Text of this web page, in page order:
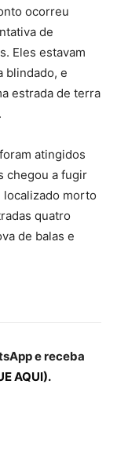
ocorreu
de
Eles estavam
blindado, e
estrada de terra
atingidos
chegou a fugir
localizado morto
quatro
de balas e
e receba
AQUI).